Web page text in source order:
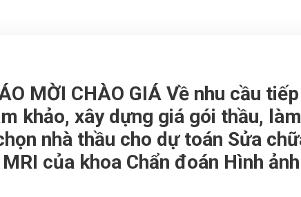
MỜI CHÀO GIÁ Về nhu cầu
khảo, xây dựng giá gói thầu,
nhà thầu cho dự toán Sửa
của khoa Chẩn đoán Hình ảnh